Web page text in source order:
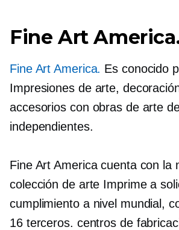
Fine Art
Fine Art America. Es conocido
Impresiones de arte,
accesorios con obras de arte
independientes.
Fine Art America cuenta con la
colección de arte Imprime a
cumplimiento a nivel mundial,
16 terceros. centros de